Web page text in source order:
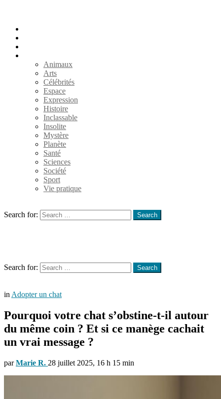
Animaux
Arts
Célébrités
Espace
Expression
Histoire
Inclassable
Insolite
Mystère
Planète
Santé
Sciences
Société
Sport
Vie pratique
Search for:
Search
Search for:
Search
in Adopter un chat
Pourquoi votre chat s’obstine-t-il autour
du même coin ? Et si ce manège cachait
un vrai message ?
par Marie R. 28 juillet 2025, 16 h 15 min